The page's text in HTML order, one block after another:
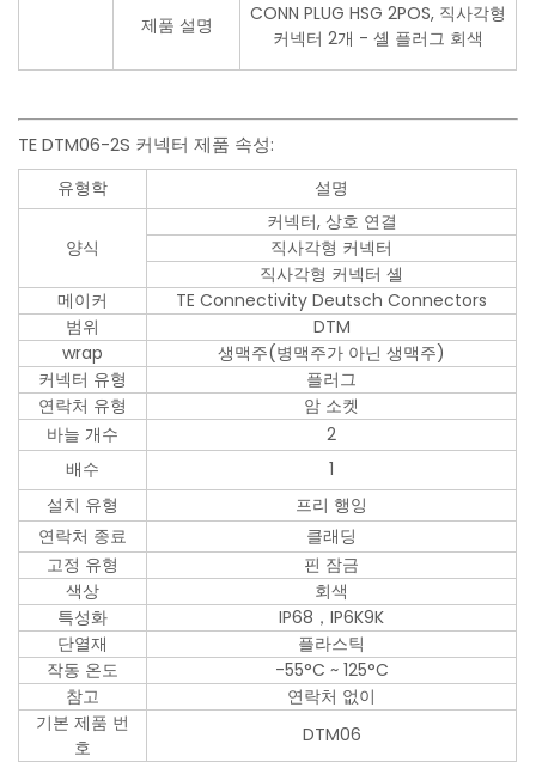
제품 설명
CONN PLUG HSG 2POS, 직사각형
커넥터 2개 - 셸 플러그 회색
TE DTM06-2S 커넥터 제품 속성:
유형학 설명
양식
커넥터, 상호 연결
직사각형 커넥터
직사각형 커넥터 셸
메이커
TE Connectivity Deutsch Connectors
범위
DTM
wrap
생맥주(병맥주가 아닌 생맥주)
커넥터 유형
플러그
연락처 유형
암 소켓
바늘 개수
2
배수
1
설치 유형
프리 행잉
연락처 종료
클래딩
고정 유형
핀 잠금
색상
회색
특성화
IP68，IP6K9K
단열재
플라스틱
작동 온도
-55°C ~ 125°C
참고
연락처 없이
기본 제품 번
호
DTM06